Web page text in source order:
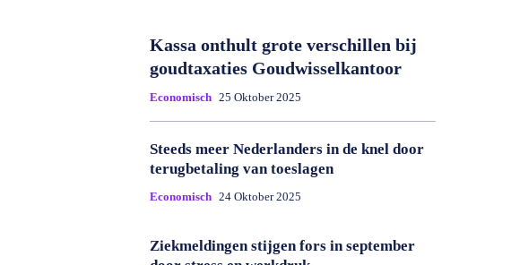
Kassa onthult grote verschillen bij
goudtaxaties Goudwisselkantoor
Economisch 25 Oktober 2025
Steeds meer Nederlanders in de knel door
terugbetaling van toeslagen
Economisch 24 Oktober 2025
Ziekmeldingen stijgen fors in september